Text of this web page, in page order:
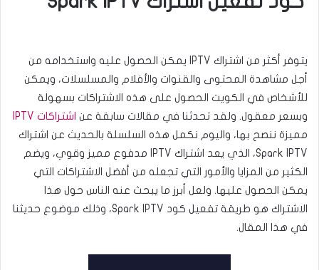
يتوفر أكثر من اشتراك IPTV يمكن الحصول عليه واستخدامه من
أجل مشاهدة المحتوى والقنوات والأفلام والمسلسلات، ويمكن
للأشخاص في الكويت الحصول على هذه الاشتراكات بسهولة
وبسعر معقول. ولقد تحدثنا في مقالات سابقة عن اشتراكات IPTV
مميزة ننصح بها، واليوم نكمل هذه السلسلة بالحديث عن اشتراك
Spark IPTV، الذي يعد اشتراك IPTV مدفوع مميز وقوي، ويضم
الكثير من المزايا والأمور التي تجعله من أفضل الاشتراكات التي
يمكن الحصول عليها. ولعل أبرز ما يبحث عنه الناس حول هذا
الاشتراك هو طريقة تفعيل كود Spark IPTV، وذلك موضوع حديثنا
في هذا المقال.